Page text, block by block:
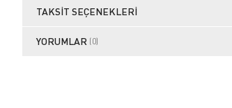
TAKSIT SEÇENEKLERI
YORUMLAR (0)